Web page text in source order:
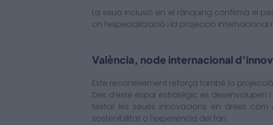
La seua inclusió en el rànquing confirma el
on l’especialització i la projecció internacional
València, node internacional
Este reconeixement reforça també la
Des d’este espai estratègic es
testar les seues innovacions en àrees com
sostenibilitat o l’experiència del fan.